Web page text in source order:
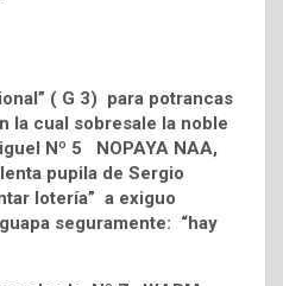
( G 3) para potrancas
la cual sobresale la noble
Nº 5 NOPAYA NAA,
pupila de Sergio
lotería” a exiguo
seguramente: “hay